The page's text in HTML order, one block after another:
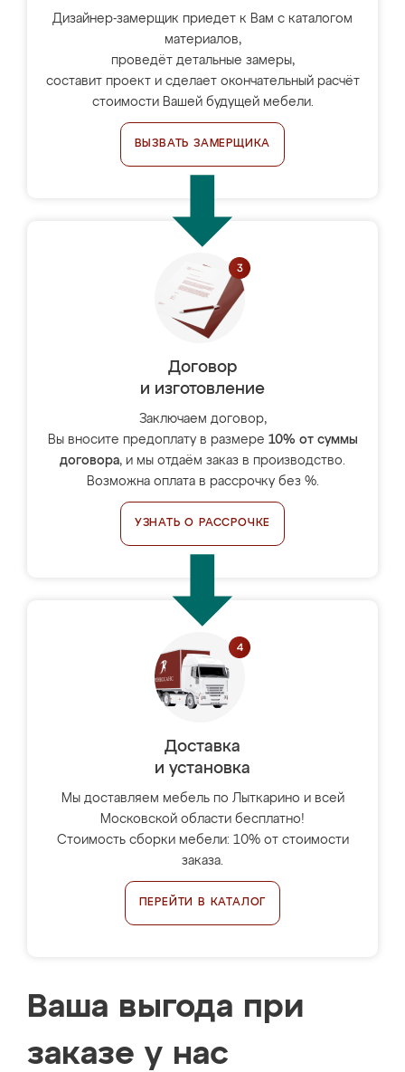
Дизайнер-замерщик приедет к Вам с каталогом
материалов,
проведёт детальные замеры,
составит проект и сделает окончательный расчёт
стоимости Вашей будущей мебели.
ВЫЗВАТЬ ЗАМЕРЩИКА
Договор
и изготовление
Заключаем договор,
Вы вносите предоплату в размере 10% от суммы
договора, и мы отдаём заказ в производство.
Возможна оплата в рассрочку без %.
УЗНАТЬ О РАССРОЧКЕ
Доставка
и установка
Мы доставляем мебель по Лыткарино и всей
Московской области бесплатно!
Стоимость сборки мебели: 10% от стоимости
заказа.
ПЕРЕЙТИ В КАТАЛОГ
Ваша выгода при
заказе у нас